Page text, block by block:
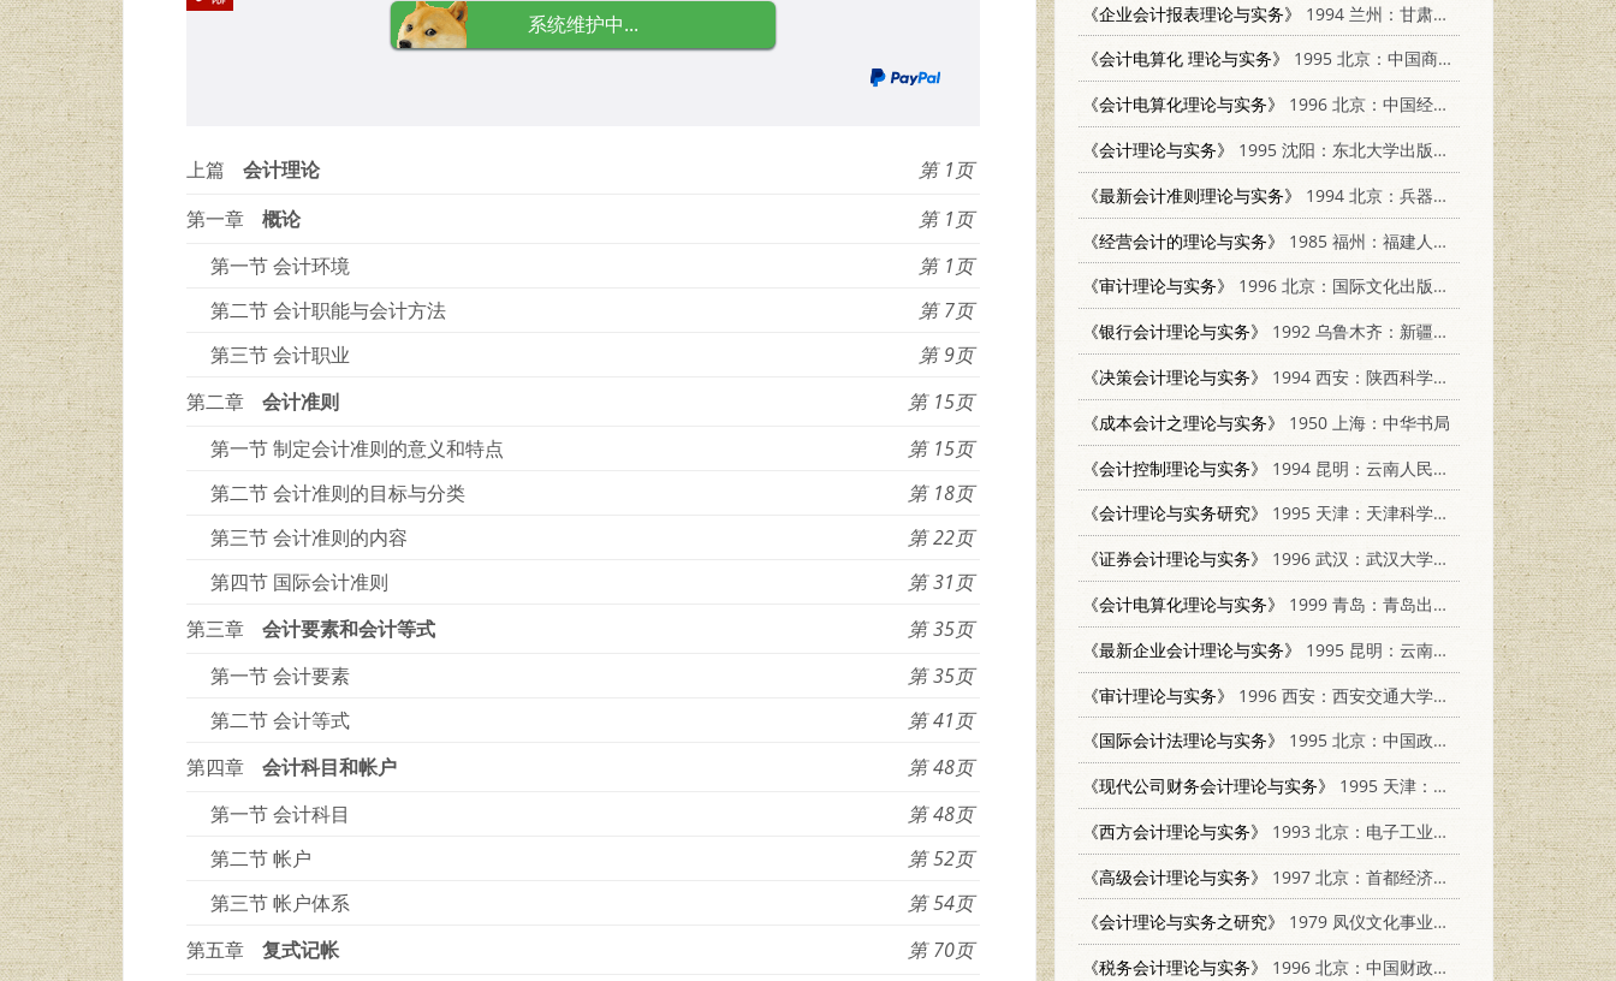
系统维护中...
上篇 会计理论
1
第一章
概论
1
第一节 会计环境
1
第二节 会计职能与会计方法
7
第三节 会计职业
9
第二章
会计准则
15
第一节 制定会计准则的意义和特点
15
第二节 会计准则的目标与分类
18
第三节 会计准则的内容
22
第四节 国际会计准则
31
第三章
会计要素和会计等式
35
第一节 会计要素
35
第二节 会计等式
41
第四章
会计科目和帐户
48
第一节 会计科目
48
第二节 帐户
52
第三节 帐户体系
54
第五章
复式记帐
70
《企业会计报表理论与实务》
1994 兰州：甘肃文化出版社 7806080597
《会计电算化 理论与实务》
1995 北京：中国商业出版社 7504430609
《会计电算化理论与实务》
1996 北京：中国经济出版社 750173691X
《会计理论与实务》
1995 沈阳：东北大学出版社 7810067656
《最新会计准则理论与实务》
1994 北京：兵器工业出版社 7800387038
《经营会计的理论与实务》
1985 福州：福建人民出版社
《审计理论与实务》
1996 北京：国际文化出版公司 7801054792
《银行会计理论与实务》
1992 乌鲁木齐：新疆人民出版社 7228022491
《决策会计理论与实务》
1994 西安：陕西科学技术出版社 753692061X
《成本会计之理论与实务》
1950 上海：中华书局
《会计控制理论与实务》
1994 昆明：云南人民出版社 7222015779
《会计理论与实务研究》
1995 天津：天津科学技术出版社 7530819003
《证券会计理论与实务》
1996 武汉：武汉大学出版社 730702313X
《会计电算化理论与实务》
1999 青岛：青岛出版社 754362026X
《最新企业会计理论与实务》
1995 昆明：云南大学出版社 7810255290
《审计理论与实务》
1996 西安：西安交通大学出版社 7560508278
《国际会计法理论与实务》
1995 北京：中国政法大学出版社 7562002046
《现代公司财务会计理论与实务》
1995 天津：天津大学出版社 756180783X
《西方会计理论与实务》
1993 北京：电子工业出版社 750532053X
《高级会计理论与实务》
1997 北京：首都经济贸易大学出版社 7563805346
《会计理论与实务之研究》
1979 凤仪文化事业有限公司出版
《税务会计理论与实务》
1996 北京：中国财政经济出版社 7500532288